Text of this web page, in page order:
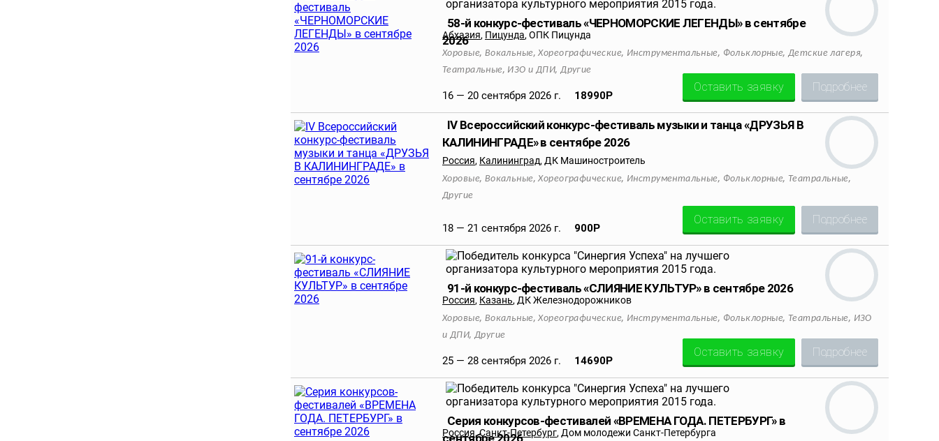
58-й конкурс-фестиваль «ЧЕРНОМОРСКИЕ ЛЕГЕНДЫ» в сентябре
2026
Абхазия, Пицунда, ОПК Пицунда
Хоровые, Вокальные,Хореографические, Инструментальные, Фольклорные, Детские лагеря,
Театральные, ИЗО и ДПИ, Другие
16 — 20 сентября 2026 г. 18990Р
Подробнее
Оставить заявку
IV Всероссийский конкурс-фестиваль музыки и танца «ДРУЗЬЯ В
КАЛИНИНГРАДЕ» в сентябре 2026
Россия, Калининград, ДК Машиностроитель
Хоровые, Вокальные,Хореографические, Инструментальные, Фольклорные, Театральные,
Другие
18 — 21 сентября 2026 г. 900Р
Подробнее
Оставить заявку
91-й конкурс-фестиваль «СЛИЯНИЕ КУЛЬТУР» в сентябре 2026
Россия, Казань, ДК Железнодорожников
Хоровые, Вокальные,Хореографические, Инструментальные, Фольклорные, Театральные, ИЗО
и ДПИ, Другие
25 — 28 сентября 2026 г. 14690Р
Подробнее
Оставить заявку
Серия конкурсов-фестивалей «ВРЕМЕНА ГОДА. ПЕТЕРБУРГ» в
сентябре 2026
Россия,Санкт-Петербург, Дом молодежи Санкт-Петербурга